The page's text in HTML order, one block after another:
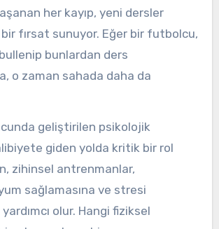
her kayıp, yeni dersler
bir fırsat sunuyor. Eğer bir futbolcu,
bunlardan ders
o zaman sahada daha da
geliştirilen psikolojik
giden yolda kritik bir rol
zihinsel antrenmanlar,
sağlamasına ve stresi
olur. Hangi fiziksel